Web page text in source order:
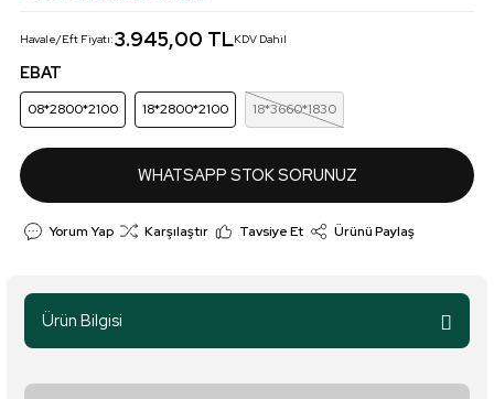
Havale/Eft Fiyatı:3.945,00 TLKDV Dahil
EBAT
08*2800*2100 18*2800*2100 18*3660*1830
WHATSAPP STOK SORUNUZ
Yorum Yap Karşılaştır Tavsiye Et Ürünü Paylaş
Ürün Bilgisi